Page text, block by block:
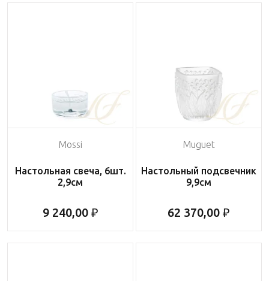
Mossi
Настольная свеча, 6шт.
2,9см
9 240,00 ₽
Muguet
Настольный подсвечник
9,9см
62 370,00 ₽